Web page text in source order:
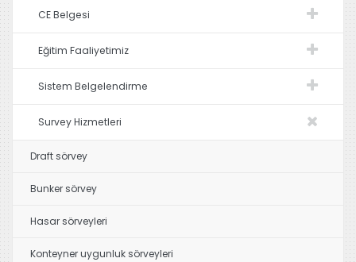
CE Belgesi
Eğitim Faaliyetimiz
Sistem Belgelendirme
Survey Hizmetleri
Draft sörvey
Bunker sörvey
Hasar sörveyleri
Konteyner uygunluk sörveyleri